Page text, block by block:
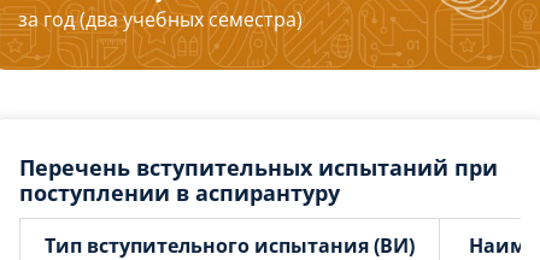
за год (два учебных семестра)
Перечень вступительных испытаний при
поступлении в аспирантуру
Тип вступительного испытания (ВИ)